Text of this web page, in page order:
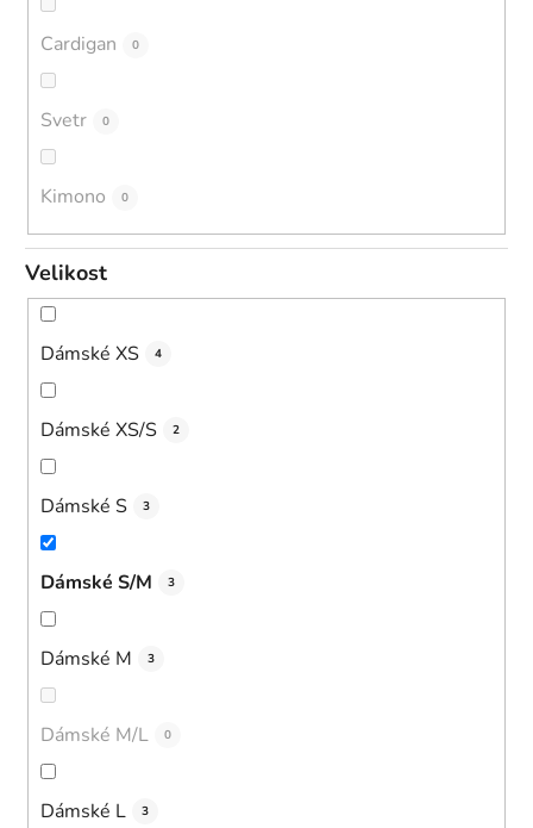
Cardigan 0
Svetr 0
Kimono 0
Velikost
Dámské XS 4
Dámské XS/S 2
Dámské S 3
Dámské S/M 3
Dámské M 3
Dámské M/L 0
Dámské L 3